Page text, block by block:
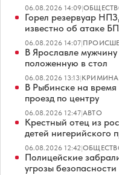
06.08.2026 14:09|
Горел резервуар
известно об атаке
06.08.2026 14:07|
В Ярославле мужчину
положенную в стол
06.08.2026 13:13|
В Рыбинске на
проезд по центру
06.08.2026 12:47|АВТО
Крестный отец из
детей нигерийского
06.08.2026 12:42|
Полицейские
угрозы безопасности